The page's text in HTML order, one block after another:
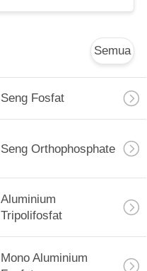
Semua
Seng Fosfat
Seng Orthophosphate
Aluminium
Tripolifosfat
Mono Aluminium